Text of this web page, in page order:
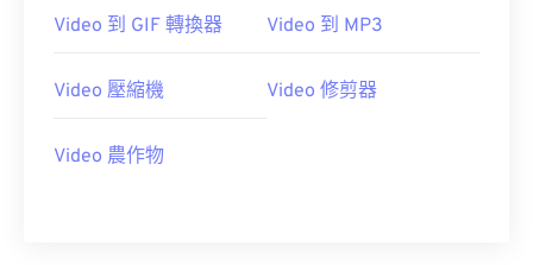
Video 到 GIF 轉換器 Video 到 MP3
Video 壓縮機 Video 修剪器
Video 農作物